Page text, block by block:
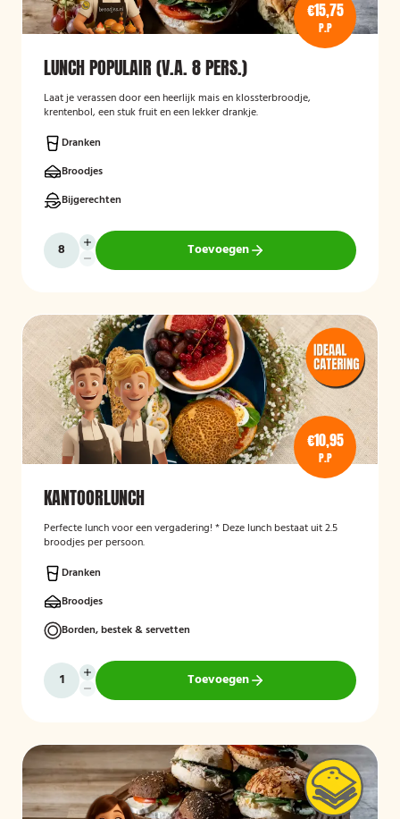
€15,75
P.P
LUNCH POPULAIR (V.A. 8 PERS.)
Laat je verassen door een heerlijk mais en klossterbroodje,
krentenbol, een stuk fruit en een lekker drankje.
Dranken
Broodjes
Bijgerechten
Toevoegen
€10,95
P.P
KANTOORLUNCH
Perfecte lunch voor een vergadering! * Deze lunch bestaat uit 2.5
broodjes per persoon.
Dranken
Broodjes
Borden, bestek & servetten
Toevoegen